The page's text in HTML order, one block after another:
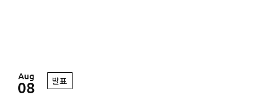
Aug
08 발표